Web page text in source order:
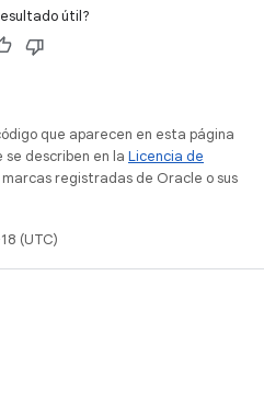
útil?
que aparecen en esta página
describen en la Licencia de
marcas registradas de Oracle o sus
(UTC)